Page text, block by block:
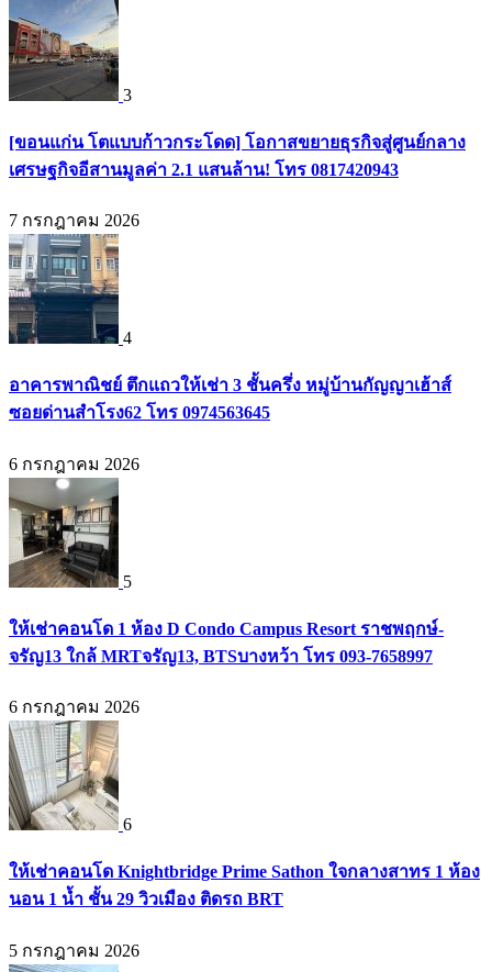
3
[ขอนแก่น โตแบบก้าวกระโดด] โอกาสขยายธุรกิจสู่ศูนย์กลาง
เศรษฐกิจอีสานมูลค่า 2.1 แสนล้าน! โทร 0817420943
7 กรกฎาคม 2026
4
อาคารพาณิชย์ ตึกแถวให้เช่า 3 ชั้นครึ่ง หมู่บ้านกัญญาเฮ้าส์
ซอยด่านสำโรง62 โทร 0974563645
6 กรกฎาคม 2026
5
ให้เช่าคอนโด 1 ห้อง D Condo Campus Resort ราชพฤกษ์-
จรัญ13 ใกล้ MRTจรัญ13, BTSบางหว้า โทร 093-7658997
6 กรกฎาคม 2026
6
ให้เช่าคอนโด Knightbridge Prime Sathon ใจกลางสาทร 1 ห้อง
นอน 1 น้ำ ชั้น 29 วิวเมือง ติดรถ BRT
5 กรกฎาคม 2026